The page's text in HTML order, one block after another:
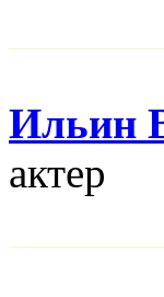
Ильин
актер